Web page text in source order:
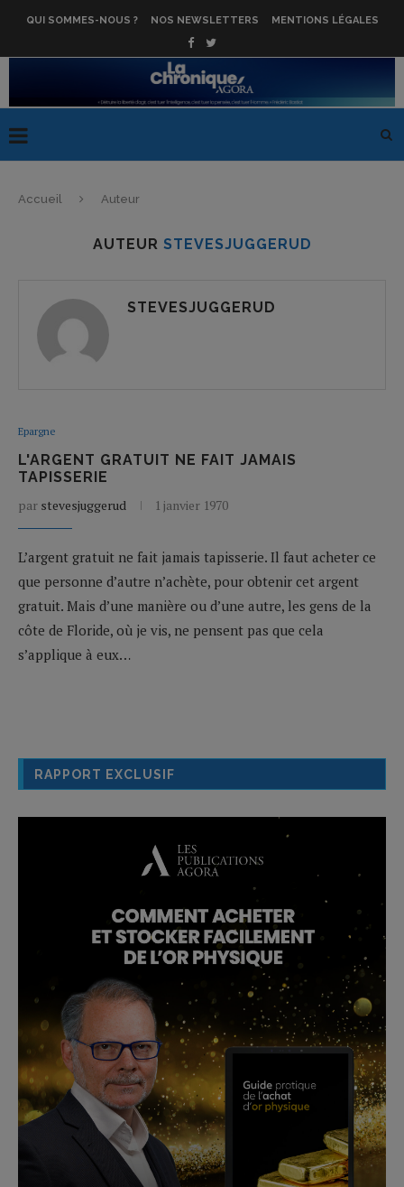
QUI SOMMES-NOUS ? NOS NEWSLETTERS MENTIONS LÉGALES
Accueil Auteur
AUTEUR STEVESJUGGERUD
STEVESJUGGERUD
Epargne
L'ARGENT GRATUIT NE FAIT JAMAIS
TAPISSERIE
par stevesjuggerud 1 janvier 1970
L’argent gratuit ne fait jamais tapisserie. Il faut acheter ce
que personne d’autre n’achète, pour obtenir cet argent
gratuit. Mais d’une manière ou d’une autre, les gens de la
côte de Floride, où je vis, ne pensent pas que cela
s’applique à eux…
RAPPORT EXCLUSIF